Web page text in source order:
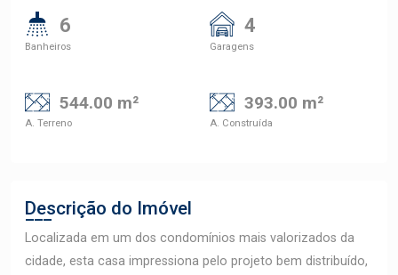
6
Banheiros
4
Garagens
544.00 m²
A. Terreno
393.00 m²
A. Construída
Descrição do Imóvel
Localizada em um dos condomínios mais valorizados da
cidade, esta casa impressiona pelo projeto bem distribuído,